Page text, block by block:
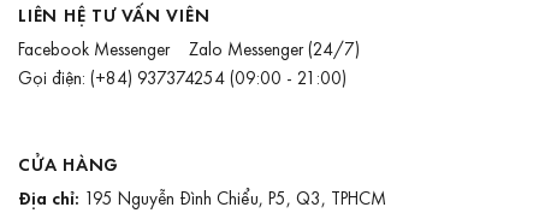
LIÊN HỆ TƯ VẤN VIÊN
Facebook Messenger Zalo Messenger(24/7)
Gọi điện: (+84) 937374254(09:00 - 21:00)
CỬA HÀNG
Địa chỉ: 195 Nguyễn Đình Chiểu, P5, Q3, TPHCM